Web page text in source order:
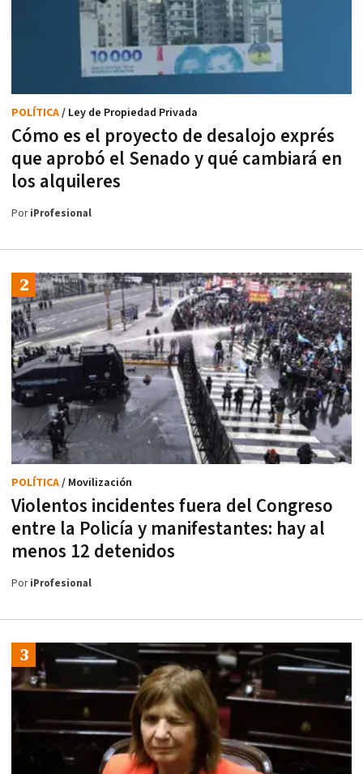
Cómo es el proyecto de desalojo exprés
que aprobó el Senado y qué cambiará en
los alquileres
POLÍTICA/ Ley de Propiedad Privada
PoriProfesional
Violentos incidentes fuera del Congreso
entre la Policía y manifestantes: hay al
menos 12 detenidos
POLÍTICA/ Movilización
PoriProfesional